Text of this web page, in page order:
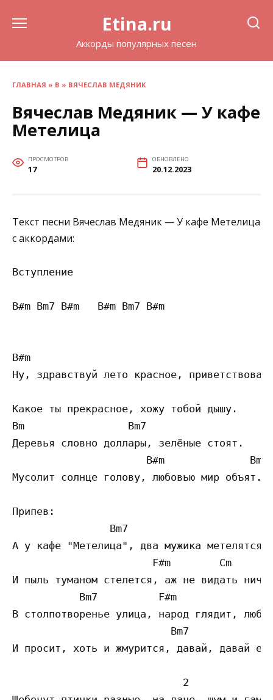
Etina.ru
Аккорды популярных песен
ГЛАВНАЯ » В » ВЯЧЕСЛАВ МЕДЯНИК
Вячеслав Медяник — У кафе
Метелица
ПРОСМОТРОВ
17
ОБНОВЛЕНО
20.12.2023
Текст песни Вячеслав Медяник — У кафе Метелица
с аккордами:
Вступление
B#m Bm7 B#m   B#m Bm7 B#m
B#m
Ну, здравствуй лето красное,
Какое ты прекрасное, хожу тобой дышу.
Bm                 Bm7
Деревья словно доллары, зелёные стоят.
B#m              Bm7
Мусолит солнце голову, любовью мир объят.
Припев:
Bm7
А у кафе "Метелица", два мужика метелятся.
F#m        Cm
И пыль туманом
Bm7          F#m
В столпотворенье улица, народ глядит,
Bm7
И просит, хоть и жмурится, давай, давай
                            2